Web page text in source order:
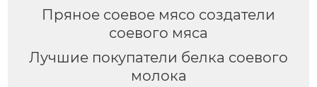
Пряное соевое мясо создатели
соевого мяса
Лучшие покупатели белка соевого
молока